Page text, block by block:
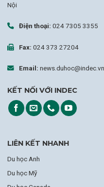
Nội
Điện thoại: 024 7305 3355
Fax: 024 373 27204
Email: news.duhoc@indec.vn
KẾT NỐI VỚI INDEC
LIÊN KẾT NHANH
Du học Anh
Du học Mỹ